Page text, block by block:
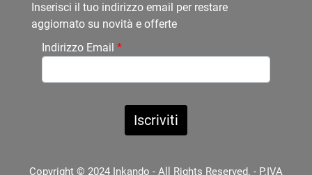
Inserisci il tuo indirizzo email per restare
aggiornato su novità e offerte
Indirizzo Email *
Copyright © 2024 Inkando - All Rights Reserved. - P.IVA